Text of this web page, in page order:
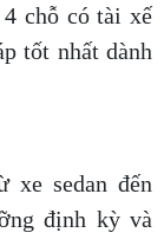
4 chỗ có tài xế
tốt nhất dành
xe sedan đến
định kỳ và